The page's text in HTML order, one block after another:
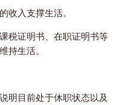
收入支撑生活。
税证明书、在职证明书等
持生活。
明目前处于休职状态以及